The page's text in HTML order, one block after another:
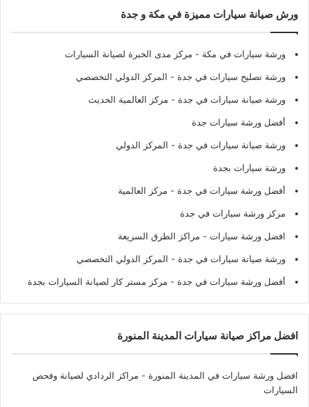
ورش صيانة سيارات مميزة في مكة و جدة
ورشة سيارات في مكة - مركز مدى الخبرة لصيانة السيارات
ورشة تصليح سيارات في جدة - المركز الدولي التخصصي
ورشة صيانة سيارات في جدة - مركز العالمية الحديث
أفضل ورشة سيارات جدة
ورشة صيانة سيارات في جدة - المركز الدولي
ورشة سيارات بجدة
أفضل ورشة سيارات في جدة - مركز العالمية
مركز ورشة سيارات في جدة
افضل ورشة سيارات - مراكز الطرق السريعة
ورشة صيانة سيارات في جدة - المركز الدولي التخصصي
أفضل ورشة سيارات في جدة - مركز مستر كار لصيانة السيارات بجدة
افضل مراكز صيانة سيارات المدينة المنورة
افضل ورشة سيارات في المدينة المنورة - مراكز الردادي لصيانة وفحص
السيارات